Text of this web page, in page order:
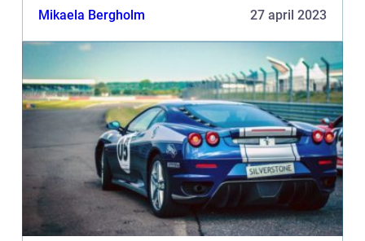
några popul...
Mikaela Bergholm 27 april 2023